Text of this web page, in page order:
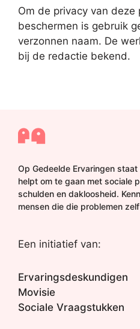
Om de privacy van deze
beschermen is gebruik
verzonnen naam. De
bij de redactie bekend.
Op Gedeelde Ervaringen
helpt om te gaan met sociale
schulden en dakloosheid.
mensen die die problemen
Een initiatief van:
Ervaringsdeskundigen
Movisie
Sociale Vraagstukken